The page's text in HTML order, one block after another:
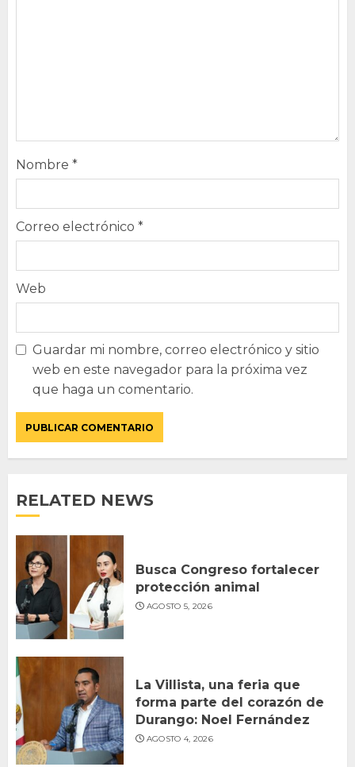
Nombre *
Correo electrónico *
Web
Guardar mi nombre, correo electrónico y sitio
web en este navegador para la próxima vez
que haga un comentario.
RELATED NEWS
Busca Congreso fortalecer
protección animal
AGOSTO 5, 2026
La Villista, una feria que
forma parte del corazón de
Durango: Noel Fernández
AGOSTO 4, 2026